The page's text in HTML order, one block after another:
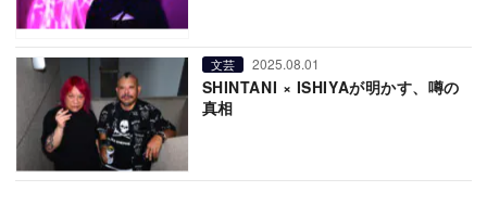
文芸 2025.08.01
SHINTANI × ISHIYAが明かす、噂の
真相